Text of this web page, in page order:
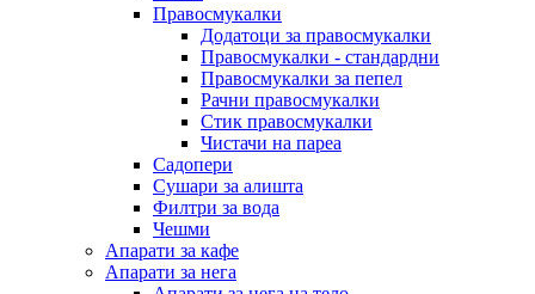
Правосмукалки
Додатоци за правосмукалки
Правосмукалки - стандардни
Правосмукалки за пепел
Рачни правосмукалки
Стик правосмукалки
Чистачи на пареа
Садопери
Сушари за алишта
Филтри за вода
Чешми
Апарати за кафе
Апарати за нега